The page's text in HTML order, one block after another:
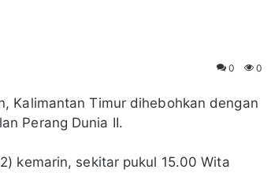
0 0
Kalimantan Timur dihebohkan dengan
Perang Dunia II.
kemarin, sekitar pukul 15.00 Wita